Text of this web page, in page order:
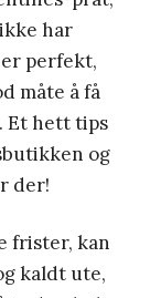
har
perfekt,
måte å få
Et hett tips
og
der!
frister, kan
kaldt ute,